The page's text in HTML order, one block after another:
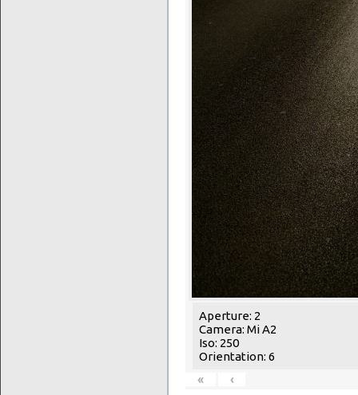
Aperture: 2
Camera: Mi A2
Iso: 250
Orientation: 6
«
‹